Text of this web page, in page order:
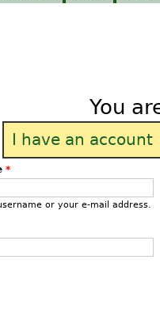
You
I have an account
*
or your e-mail address.